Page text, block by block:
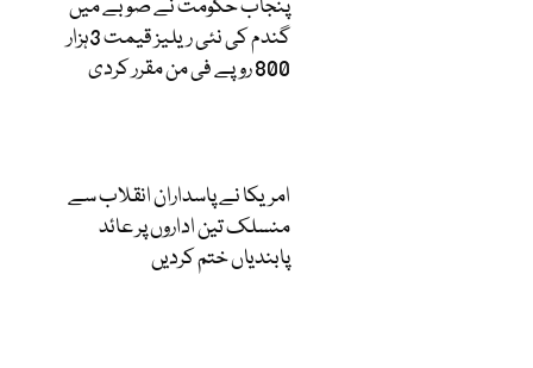
پنجاب حکومت نے صوبے میں
گندم کی نئی ریلیز قیمت 3ہزار
800 روپے فی من مقرر کردی
امریکا نے پاسداران انقلاب سے
منسلک تین اداروں پر عائد
پابندیاں ختم کردیں